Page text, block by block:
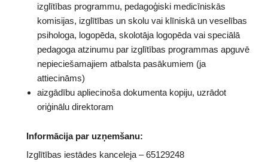
izglītības programmu, pedagoģiski medicīniskās
komisijas, izglītības un skolu vai klīniskā un veselības
psihologa, logopēda, skolotāja logopēda vai speciālā
pedagoga atzinumu par izglītības programmas apguvē
nepieciešamajiem atbalsta pasākumiem (ja
attiecināms)
aizgādību apliecinoša dokumenta kopiju, uzrādot
oriģinālu direktoram
Informācija par uzņemšanu:
Izglītības iestādes kanceleja – 65129248